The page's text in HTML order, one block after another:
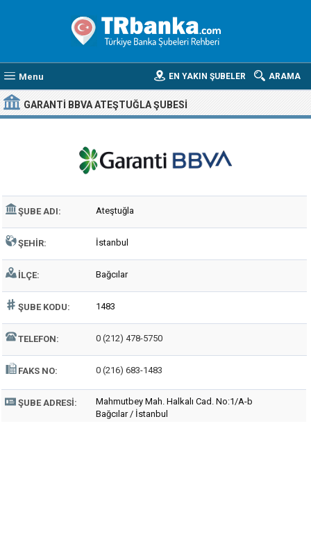
Menu ARAMA
EN YAKIN ŞUBELER
GARANTI BBVA ATEŞTUĞLA ŞUBESI
ŞUBE ADI: Ateştuğla
ŞEHIR: İstanbul
İLÇE: Bağcılar
ŞUBE KODU: 1483
TELEFON: 0 (212) 478-5750
FAKS NO: 0 (216) 683-1483
ŞUBE ADRESI:
Mahmutbey Mah. Halkalı Cad. No:1/A-b
Bağcılar / İstanbul